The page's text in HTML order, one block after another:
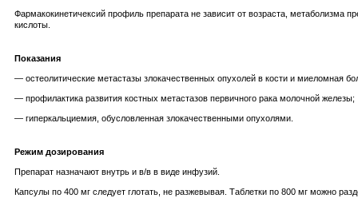
Фармакокинетичексий профиль препарата не зависит от возраста, метаболизма
кислоты.
Показания
— остеолитические метастазы злокачественных опухолей в кости и миеломная
— профилактика развития костных метастазов первичного рака молочной железы;
— гиперкальциемия, обусловленная злокачественными опухолями.
Режим дозирования
Препарат назначают внутрь и в/в в виде инфузий.
Капсулы по 400 мг следует глотать, не разжевывая. Таблетки по 800 мг можно